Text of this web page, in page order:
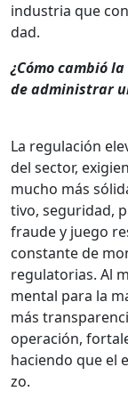
indus­tria que
dad.
¿Cómo cam­bió
de admin­is­trar
La reg­u­lación
del sec­tor,
mucho más
ti­vo, seguri­dad,
fraude y juego
con­stante de
reg­u­la­to­rias. Al
men­tal para la
más
operación,
hacien­do que el
zo.